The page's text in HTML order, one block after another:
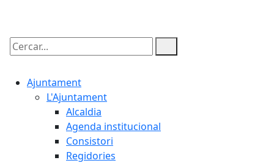
Cercar:
Ajuntament
L'Ajuntament
Alcaldia
Agenda institucional
Consistori
Regidories